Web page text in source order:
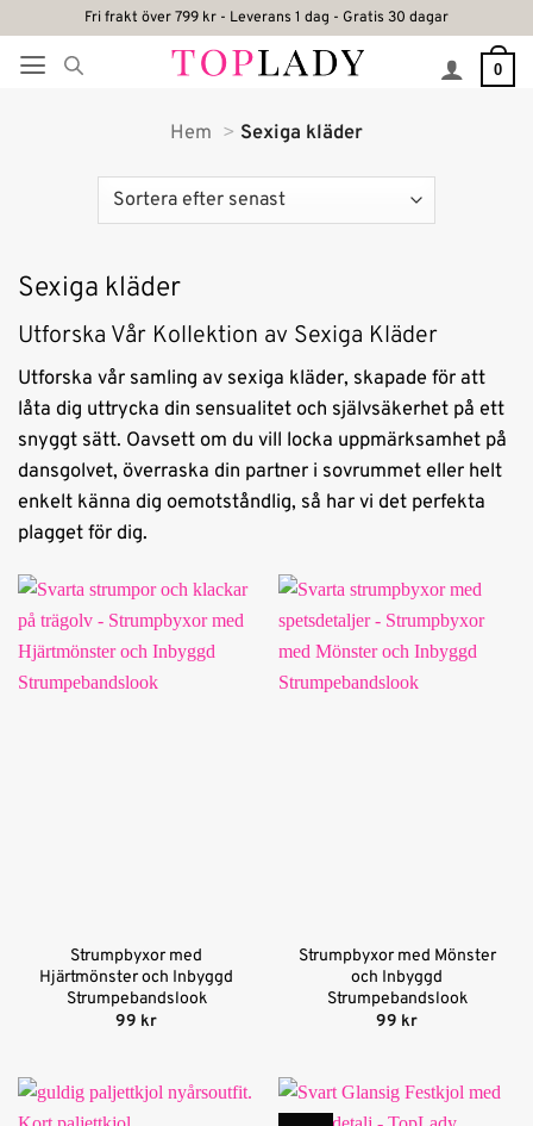
content
Fri frakt över 799 kr - Leverans 1 dag - Gratis 30 dagar
0
Hem Sexiga kläder
Sexiga kläder
Utforska Vår Kollektion av Sexiga Kläder
Utforska vår samling av sexiga kläder, skapade för att
låta dig uttrycka din sensualitet och självsäkerhet på ett
snyggt sätt. Oavsett om du vill locka uppmärksamhet på
dansgolvet, överraska din partner i sovrummet eller helt
enkelt känna dig oemotståndlig, så har vi det perfekta
plagget för dig.
Strumpbyxor med
Hjärtmönster och Inbyggd
Strumpebandslook
99 kr
Strumpbyxor med Mönster
och Inbyggd
Strumpebandslook
99 kr